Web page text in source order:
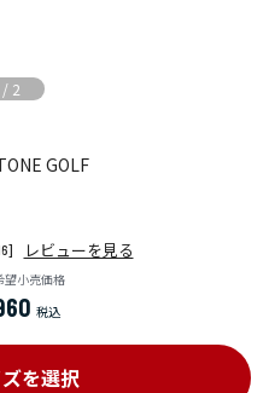
/ 2
GOLF
レビューを見る
望小売価格
を選択